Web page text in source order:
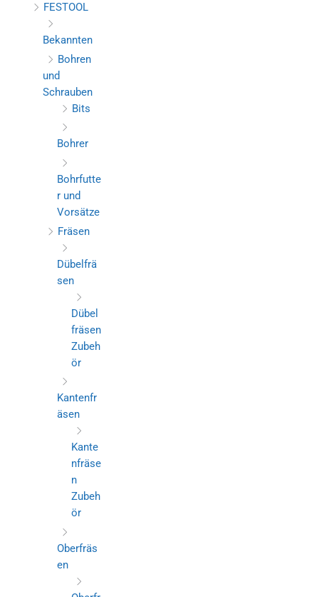
FESTOOL
Bekannten
Bohren
und
Schrauben
Bits
Bohrer
Bohrfutte
r und
Vorsätze
Fräsen
Dübelfrä
sen
Dübel
fräsen
Zubeh
ör
Kantenfr
äsen
Kante
nfräse
n
Zubeh
ör
Oberfräs
en